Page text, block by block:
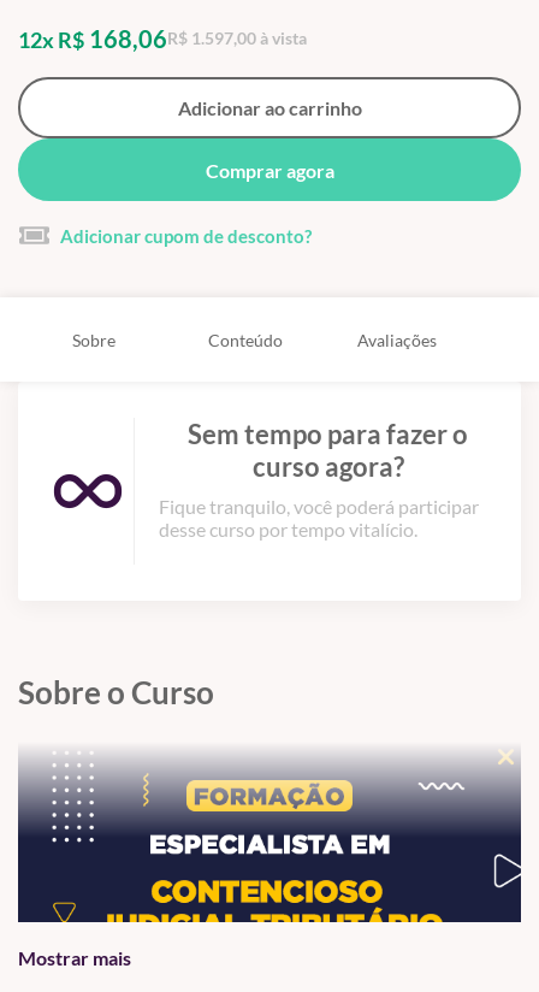
12x R$ 168,06R$ 1.597,00 à vista
Adicionar ao carrinho
Comprar agora
Adicionar cupom de desconto?
Sobre Conteúdo Avaliações
Sem tempo para fazer o
curso agora?
Fique tranquilo, você poderá participar
desse curso por tempo vitalício.
Sobre o Curso
Mostrar mais